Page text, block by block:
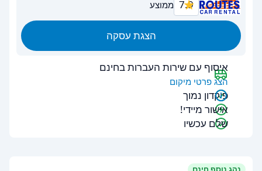
7.9 ממוצע
הצגת עסקה
איסוף עם שירות העברות בחינם
הצג פרטי מיקום
פיקדון נמוך
אישור מיידי!
שלם עכשיו